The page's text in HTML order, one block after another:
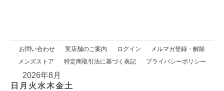
お問い合わせ 実店舗のご案内 ログイン
メルマガ登録・解除
メンズストア
特定商取引法に基づく表記 プライバシーポリシー
2026年8月
日 月 火 水木金土